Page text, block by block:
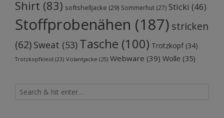
Shirt (83) softshelljacke (29) Sommerhut (27) Sticki (46)
Stoffprobenähen (187) stricken
(62) Sweat (53) Tasche (100) Trotzkopf(34)
Trotzkopfkleid (23) Volantjacke (25) Webware (39) Wolle (35)